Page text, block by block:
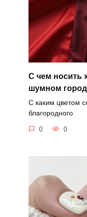
С чем носить
шумном
С каким цветом
благородного
0 0